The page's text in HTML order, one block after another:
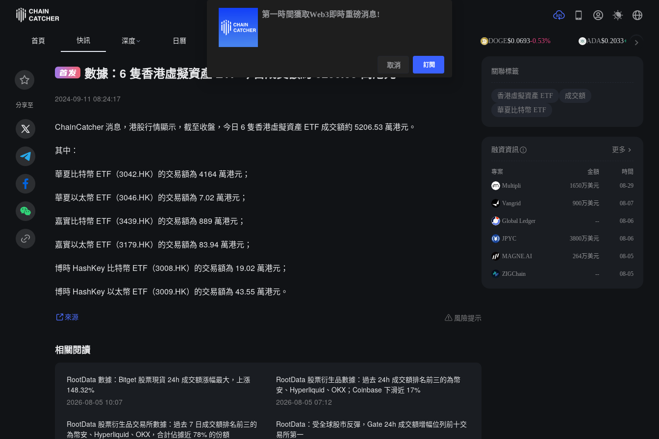
首頁 快訊 深度 日曆
$1,901.83-0.32% $587.25-1.31% DOGE$0.0693-0.53% ADA$0.2033+8.00%
分享至
數據：6 隻香港虛擬資產 ETF 今日成交額約 5206.53 萬港元
2024-09-11 08:24:17
ChainCatcher 消息，港股行情顯示，截至收盤，今日 6 隻香港虛擬資產 ETF 成交額約 5206.53 萬港元。
其中：
華夏比特幣 ETF（3042.HK）的交易額為 4164 萬港元；
華夏以太幣 ETF（3046.HK）的交易額為 7.02 萬港元；
嘉實比特幣 ETF（3439.HK）的交易額為 889 萬港元；
嘉實以太幣 ETF（3179.HK）的交易額為 83.94 萬港元；
博時 HashKey 比特幣 ETF（3008.HK）的交易額為 19.02 萬港元；
博時 HashKey 以太幣 ETF（3009.HK）的交易額為 43.55 萬港元。
來源 風險提示
相關閱讀
RootData 數據：Bitget 股票現貨 24h 成交額漲幅最大，上漲
148.32%
2026-08-05 10:07
RootData 股票衍生品數據：過去 24h 成交額排名前三的為幣
安、Hyperliquid、OKX；Coinbase 下滑近 17%
2026-08-05 07:12
RootData 股票衍生品交易所數據：過去 7 日成交額排名前三的
為幣安、Hyperliquid、OKX，合計佔據近 78% 的份額
RootData：受全球股市反彈，Gate 24h 成交額增幅位列前十交
易所第一
關聯標籤
香港虛擬資產 ETF
成交額
華夏比特幣 ETF
融資資訊 更多
專案 金額
時間
Multipli
1650万美元 08-29
Vangrid 900万美元 08-07
Global Ledger -- 08-06
JPYC 3800万美元 08-06
MAGNE.AI 264万美元 08-05
ZIGChain -- 08-05
第一時間獲取Web3即時重磅消息!
取消 訂閱